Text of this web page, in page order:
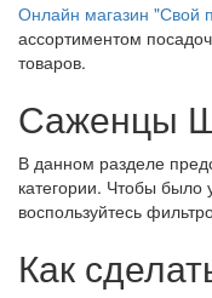
Онлайн магазин "Свой
ассортиментом
товаров.
Саженцы
В данном разделе
категории. Чтобы было
воспользуйтесь
Как